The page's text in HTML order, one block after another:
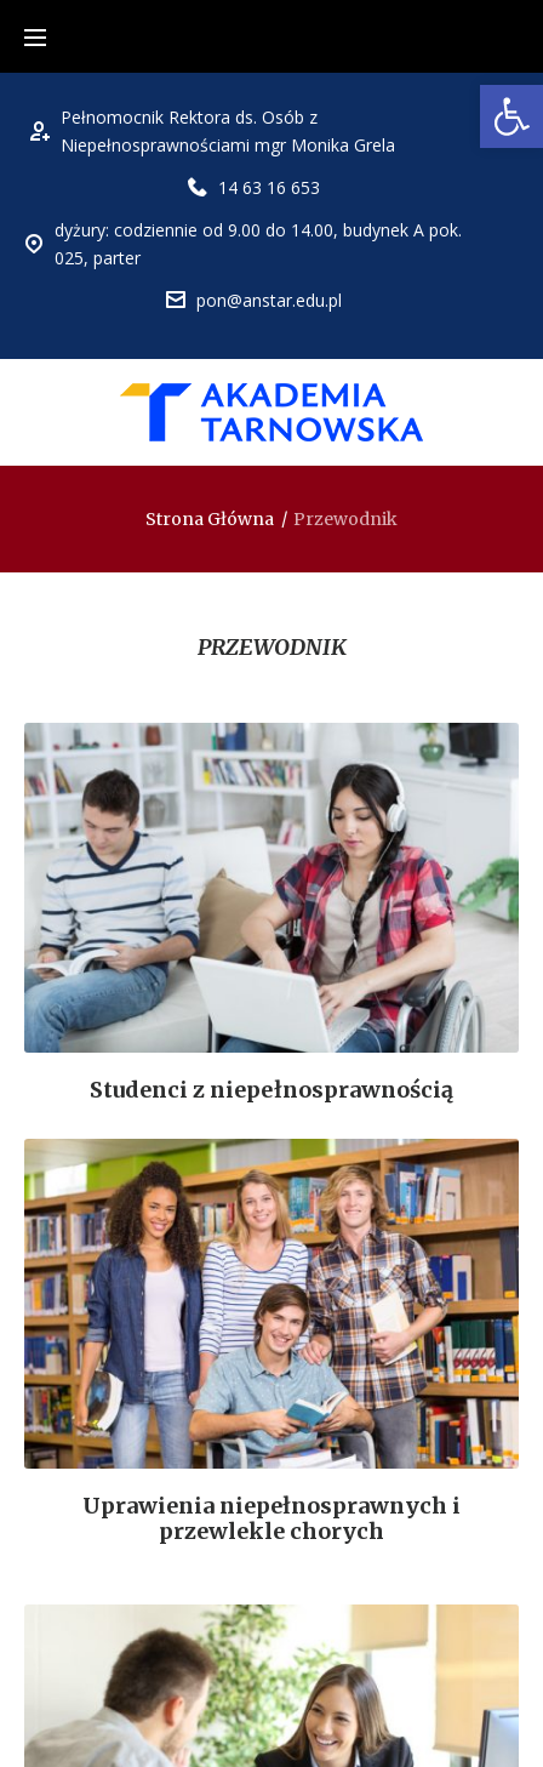
Pełnomocnik Rektora ds. Osób z
Niepełnosprawnościami mgr Monika Grela
14 63 16 653
dyżury: codziennie od 9.00 do 14.00, budynek A pok.
025, parter
pon@anstar.edu.pl
Strona Główna / Przewodnik
PRZEWODNIK
Studenci z niepełnosprawnością
Uprawienia niepełnosprawnych i
przewlekle chorych